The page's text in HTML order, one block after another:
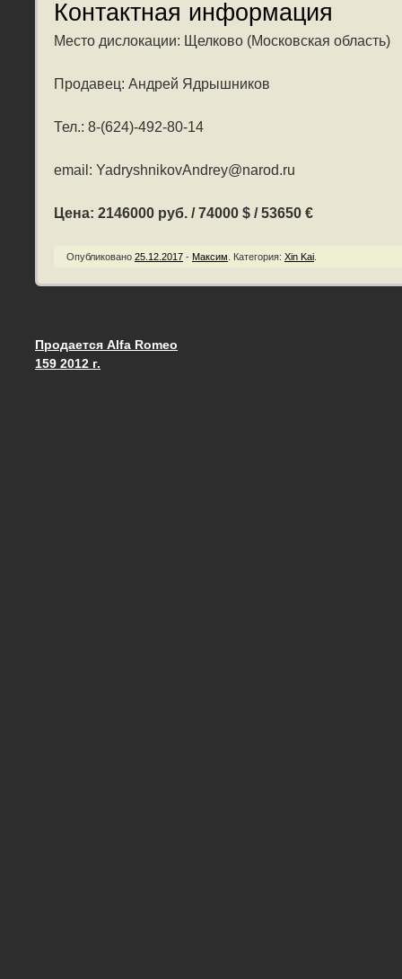
Контактная информация
Место дислокации: Щелково (Московская область)
Продавец: Андрей Ядрышников
Тел.: 8-(624)-492-80-14
email: YadryshnikovAndrey@narod.ru
Цена: 2146000 руб. / 74000 $ / 53650 €
Опубликовано 25.12.2017 - Максим Категория: Xin Kai
Запись навигация
Продается Alfa Romeo
159 2012 г.